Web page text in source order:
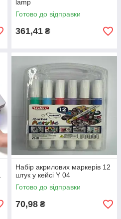
lamp
Готово до відправки
361,41 ₴
Набір акрилових маркерів 12
штук у кейсі Y 04
Готово до відправки
70,98 ₴